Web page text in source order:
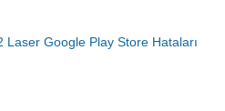
Laser Google Play Store Hataları